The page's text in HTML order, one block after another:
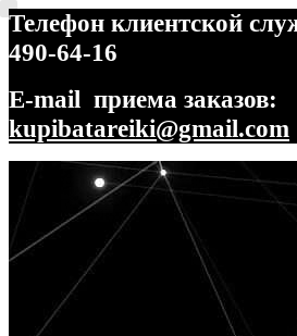
Телефон клиентской
490-64-16
E-mail приема заказов:
kupibatareiki@gmail.com
Перейти
навигации
Перейти
содержимому